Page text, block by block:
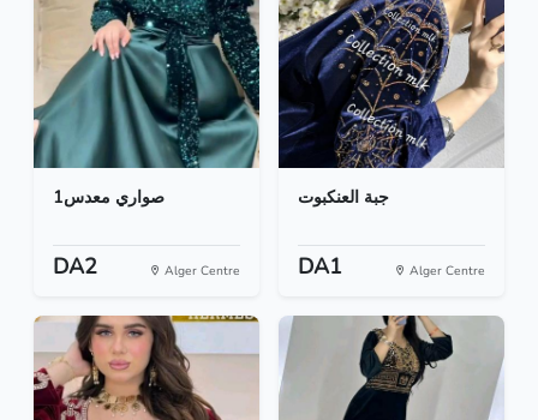
صواري معدس1
DA2 Alger Centre
جبة العنكبوت
DA1 Alger Centre